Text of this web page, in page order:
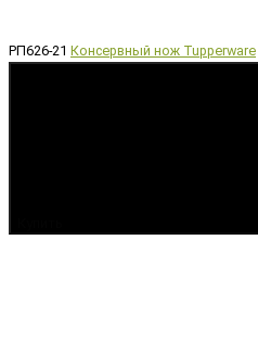
РП626-21 Консервный нож Tupperware